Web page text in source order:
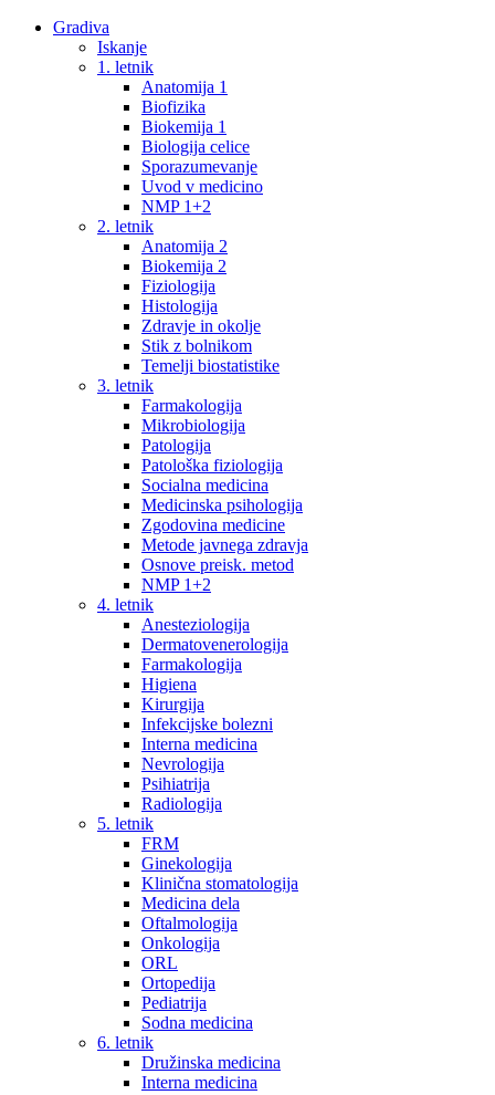
Gradiva
Iskanje
1. letnik
Anatomija 1
Biofizika
Biokemija 1
Biologija celice
Sporazumevanje
Uvod v medicino
NMP 1+2
2. letnik
Anatomija 2
Biokemija 2
Fiziologija
Histologija
Zdravje in okolje
Stik z bolnikom
Temelji biostatistike
3. letnik
Farmakologija
Mikrobiologija
Patologija
Patološka fiziologija
Socialna medicina
Medicinska psihologija
Zgodovina medicine
Metode javnega zdravja
Osnove preisk. metod
NMP 1+2
4. letnik
Anesteziologija
Dermatovenerologija
Farmakologija
Higiena
Kirurgija
Infekcijske bolezni
Interna medicina
Nevrologija
Psihiatrija
Radiologija
5. letnik
FRM
Ginekologija
Klinična stomatologija
Medicina dela
Oftalmologija
Onkologija
ORL
Ortopedija
Pediatrija
Sodna medicina
6. letnik
Družinska medicina
Interna medicina